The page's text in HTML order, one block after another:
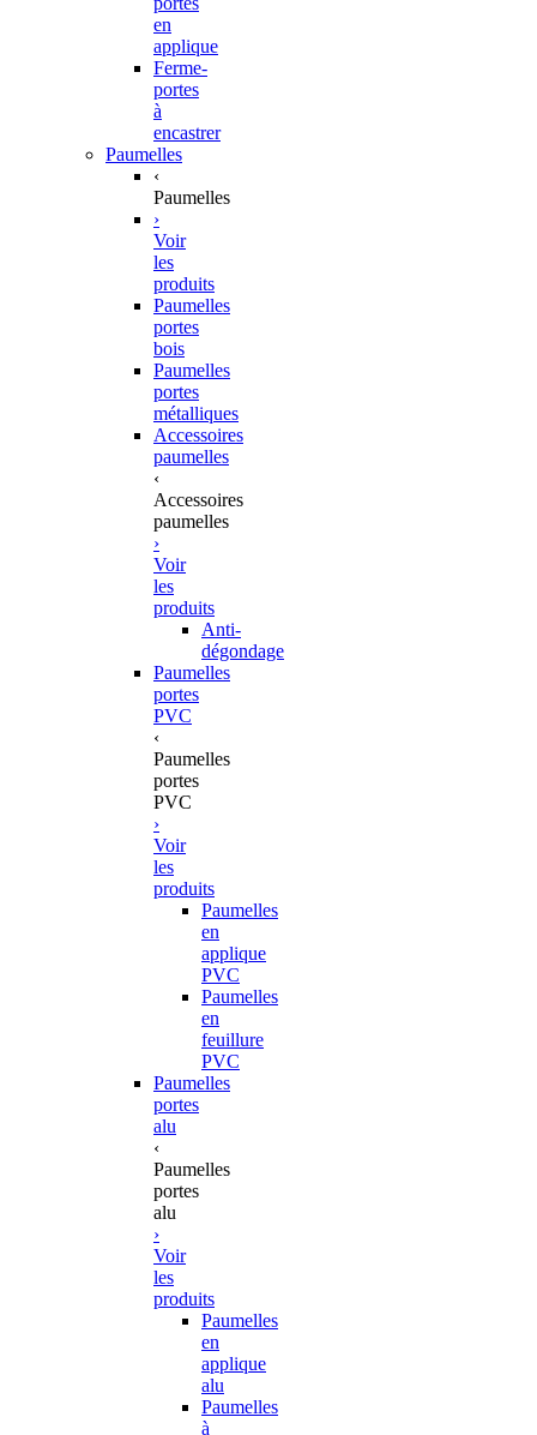
en
applique
Ferme-
portes
à
encastrer
Paumelles
‹
Paumelles
›
Voir
les
produits
Paumelles
portes
bois
Paumelles
portes
métalliques
Accessoires
paumelles
‹
Accessoires
paumelles
›
Voir
les
produits
Anti-
dégondage
Paumelles
portes
PVC
‹
Paumelles
portes
PVC
›
Voir
les
produits
Paumelles
en
applique
PVC
Paumelles
en
feuillure
PVC
Paumelles
portes
alu
‹
Paumelles
portes
alu
›
Voir
les
produits
Paumelles
en
applique
alu
Paumelles
à